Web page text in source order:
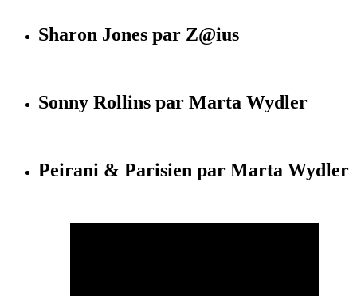
Sharon Jones par Z@ius
Sonny Rollins par Marta Wydler
Peirani & Parisien par Marta Wydler